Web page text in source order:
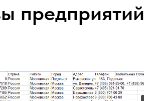
предприятий